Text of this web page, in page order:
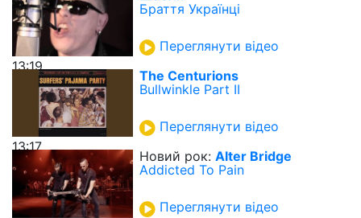
13:19
Браття Українці
Переглянути відео
13:17
The Centurions
Bullwinkle Part II
Переглянути відео
Новий рок: Alter Bridge
Addicted To Pain
Переглянути відео